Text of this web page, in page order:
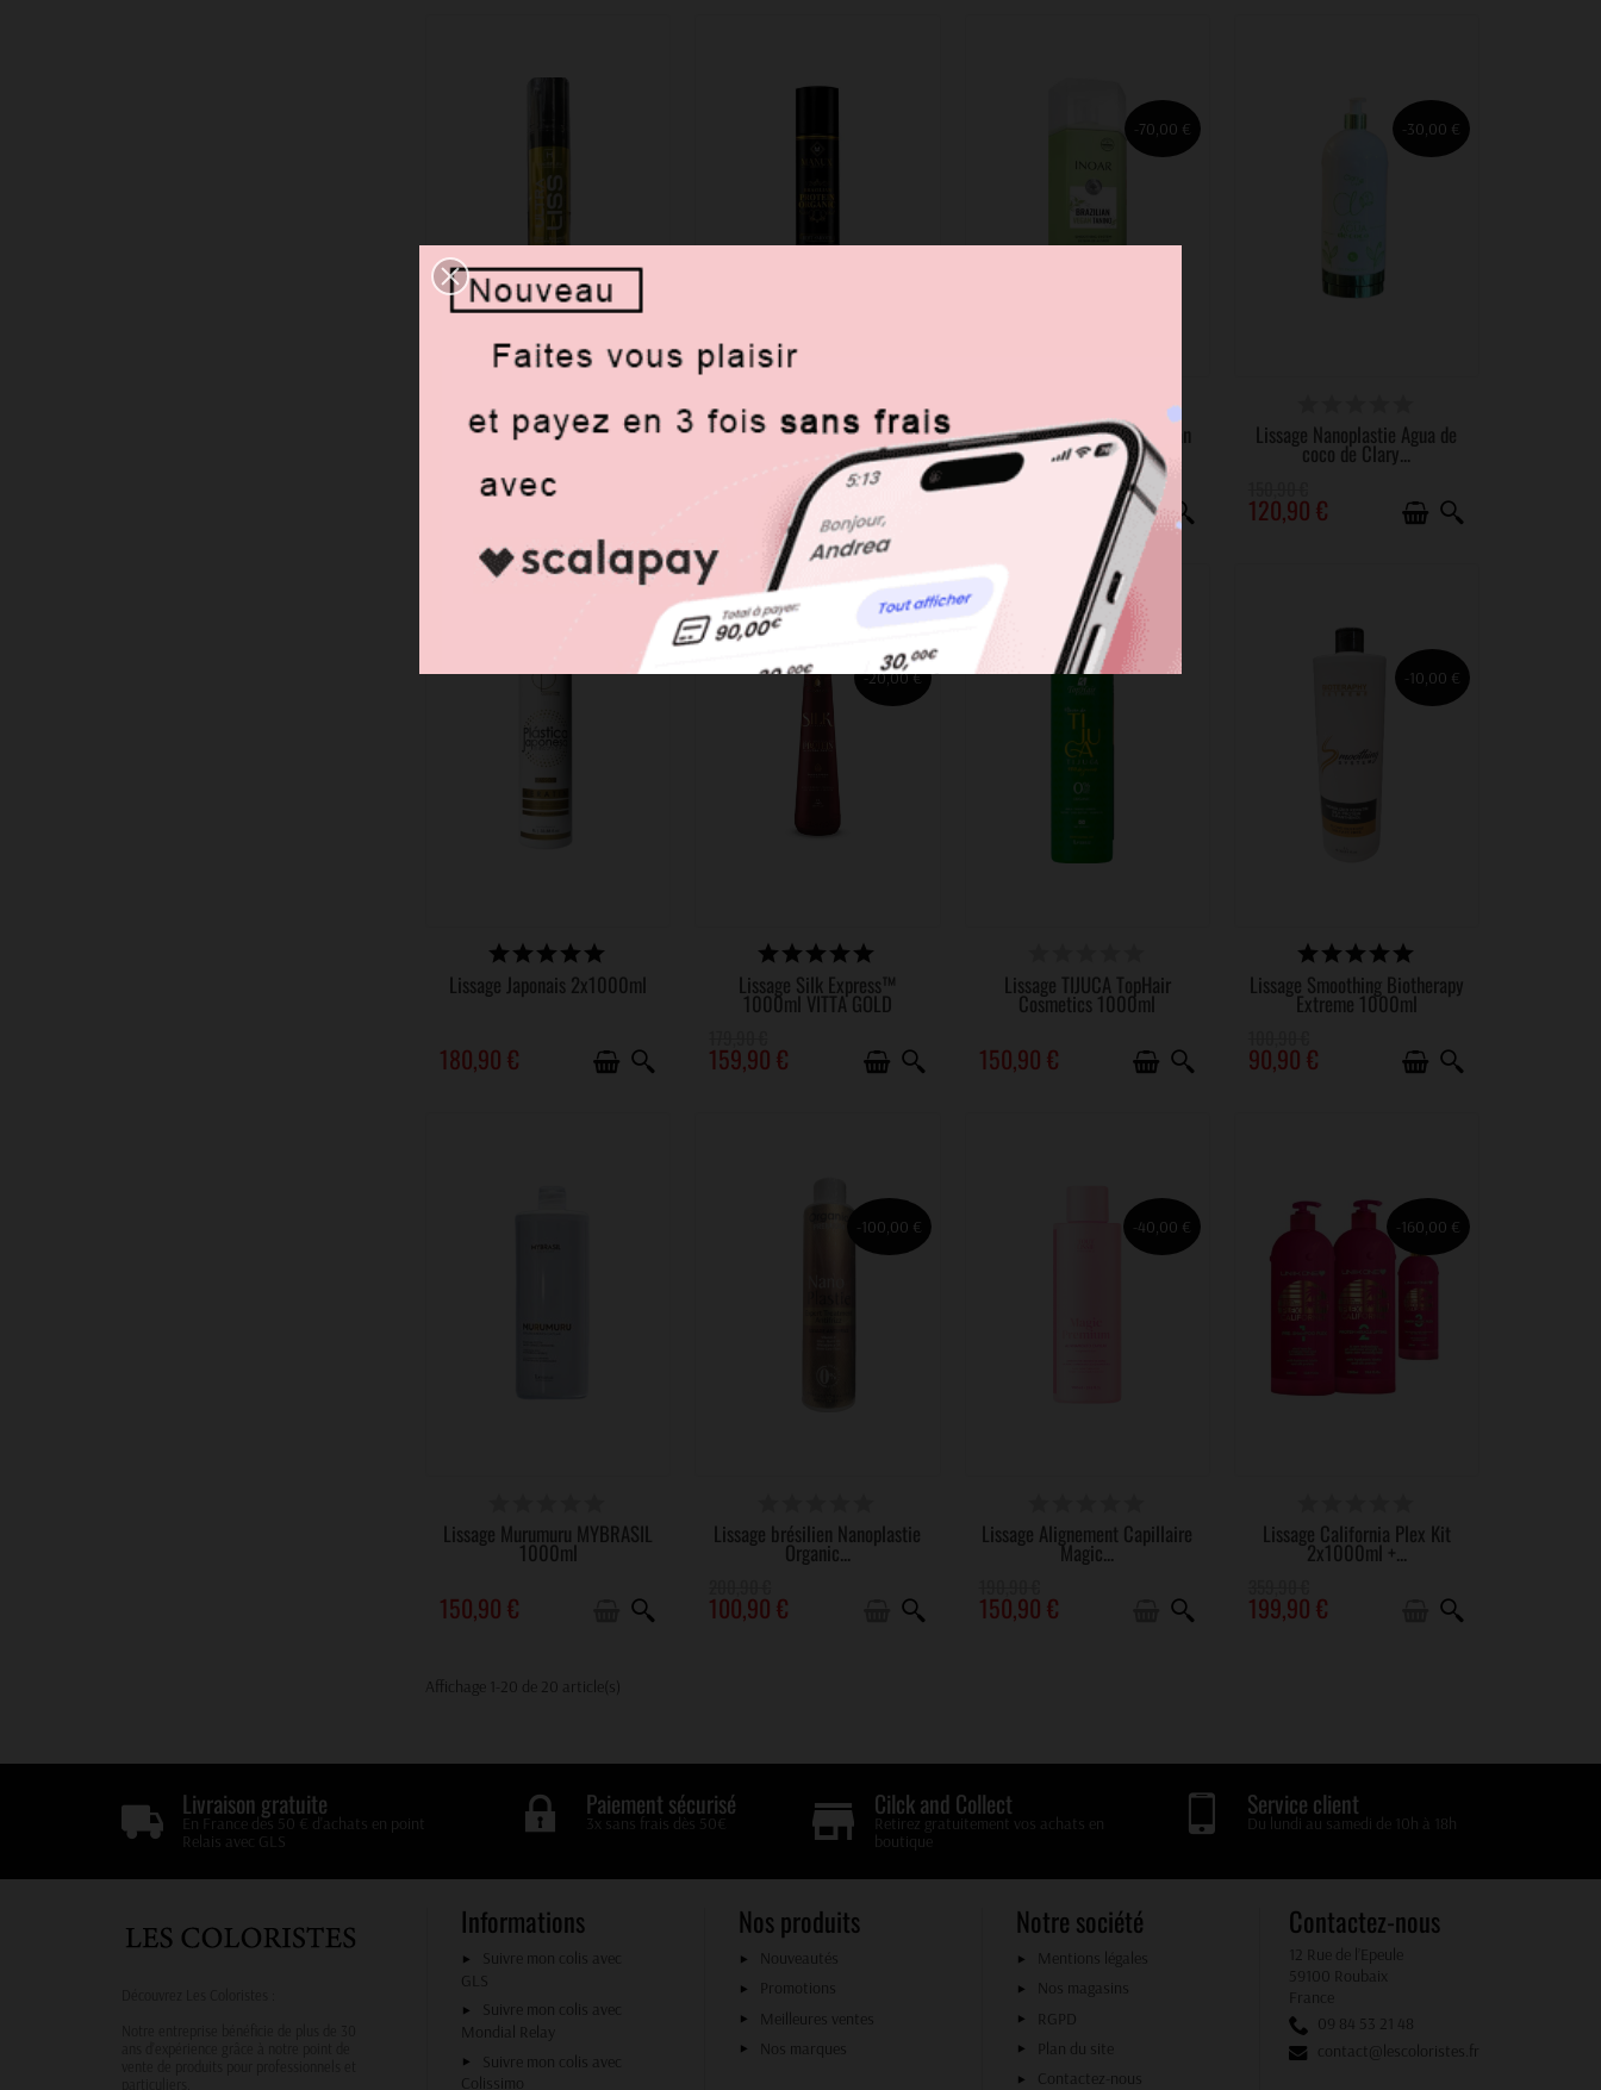
Lissage ULTRA LISS 1000ml Lissage Manux Brazilian
Protein Organic...
150,90 €
-70,00 €
Lissage Inoar Brazilian Vegan
Tanino 1000ml
120,90 €
-30,00 €
Lissage Nanoplastie Agua de
coco de Clary...
120,90 €
DISPONIBLE
Lissage Japonais 2x1000ml
180,90 €
-20,00 €
DISPONIBLE
Lissage Silk Express™
1000ml VITTA GOLD
159,90 €
Lissage TIJUCA TopHair
Cosmetics 1000ml
150,90 €
-10,00 €
DISPONIBLE
Lissage Smoothing Biotherapy
Extreme 1000ml
90,90 €
Lissage Murumuru MYBRASIL
1000ml
150,90 €
-100,00 €
Lissage brésilien Nanoplastie
Organic...
100,90 €
-40,00 €
Lissage Alignement Capillaire
Magic...
150,90 €
-160,00 €
Lissage California Plex Kit
2x1000ml +...
199,90 €
Affichage 1-20 de 20 article(s)
Livraison gratuite
En France des 50 € d'achats en point
Relais avec GLS
Paiement sécurisé
3x sans frais dès 50€
Cilck and Collect
Retirez gratuitement vos achats en
boutique
Service client
Du lundi au samedi de 10h à 18h
Informations
Suivre mon colis avec
GLS
Suivre mon colis avec
Mondial Relay
Suivre mon colis avec
Colissimo
Nos produits
Nouveautés
Promotions
Meilleures ventes
Nos marques
Notre société
Mentions légales
Nos magasins
RGPD
Plan du site
Contactez-nous
Contactez-nous
12 Rue de l’Epeule
59100 Roubaix
France
09 84 53 21 48
contact@lescoloristes.fr